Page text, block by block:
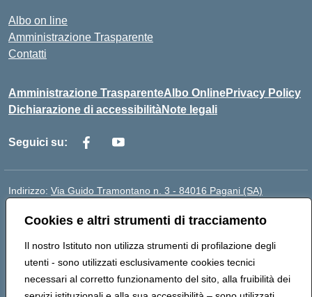
Cookies e altri strumenti di tracciamento
Il nostro Istituto non utilizza strumenti di profilazione degli
utenti - sono utilizzati esclusivamente cookies tecnici
necessari al corretto funzionamento del sito, alla fruibilità dei
Albo on line
Amministrazione Trasparente
Contatti
Amministrazione TrasparenteAlbo OnlinePrivacy Policy
Dichiarazione di accessibilitàNote legali
Seguici su:
Indirizzo: Via Guido Tramontano n. 3 - 84016 Pagani (SA)
Posta elettronica certificata (PEC):saps08000t@pec.istruzione.it
Codice fiscale: 80022400651
Codice meccanografico: SAPS08000T
Codice Indice delle Pubbliche Amministrazioni (IPA):